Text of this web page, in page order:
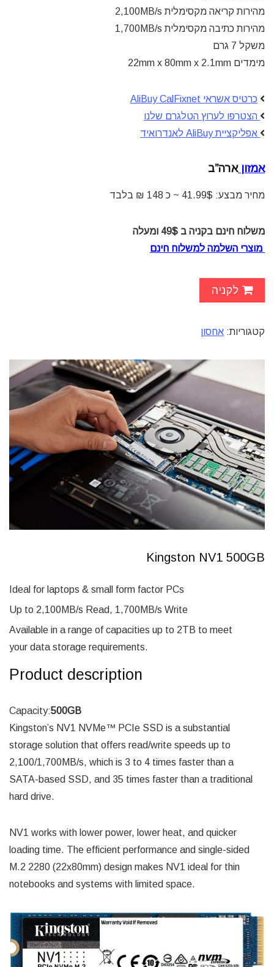
מהירות קריאה מקסימלית 2,100MB/s
מהירות כתיבה מקסימלית 1,700MB/s
משקל 7 גרם
מימדים 22mm x 80mm x 2.1mm
כרטיס אשראי AliBuy CalFixnet
הצטרפו לערוץ הטלגרם שלנו
אפליקציית AliBuy לאנדרואיד
אמזוןארה”ב
מחיר מבצע: 41.99$ ~ כ 148 ₪ בלבד
משלוח חינם בקניה ב 49$ ומעלה
מוצרי השלמה למשלוח חינם
לקניה
קטגוריות: אחסון
Kingston NV1 500GB
Ideal for laptops & small form factor PCs
Up to 2,100MB/s Read, 1,700MB/s Write
Available in a range of capacities up to 2TB to meet
your data storage requirements.
Product description
Capacity:500GB
Kingston’s NV1 NVMe™ PCIe SSD is a substantial
storage solution that offers read/write speeds up to
2,100/1,700MB/s, which is 3 to 4 times faster than a
SATA-based SSD, and 35 times faster than a traditional
hard drive.
NV1 works with lower power, lower heat, and quicker
loading time. The efficient performance and single-sided
M.2 2280 (22x80mm) design makes NV1 ideal for thin
notebooks and systems with limited space.